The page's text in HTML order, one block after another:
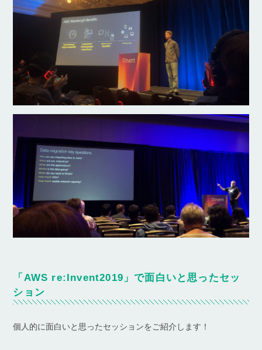
「AWS re:Invent2019」で面白いと思ったセッ
ション
個人的に面白いと思ったセッションをご紹介します！